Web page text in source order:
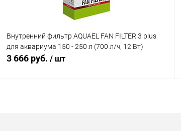
Внутренний фильтр AQUAEL FAN FILTER 3 plus
для аквариума 150 - 250 л (700 л/ч, 12 Вт)
3 666 руб. / шт